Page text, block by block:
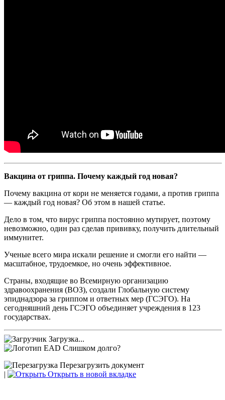
Вакцина от гриппа. Почему каждый год новая?
Почему вакцина от кори не меняется годами, а против гриппа
— каждый год новая? Об этом в нашей статье.
Дело в том, что вирус гриппа постоянно мутирует, поэтому
невозможно, один раз сделав прививку, получить длительный
иммунитет.
Ученые всего мира искали решение и смогли его найти —
масштабное, трудоемкое, но очень эффективное.
Страны, входящие во Всемирную организацию
здравоохранения (ВОЗ), создали Глобальную систему
эпиднадзора за гриппом и ответных мер (ГСЭГО). На
сегодняшний день ГСЭГО объединяет учреждения в 123
государствах.
Загрузка...
Слишком долго?
Перезагрузить документ
|
Открыть в новой вкладке